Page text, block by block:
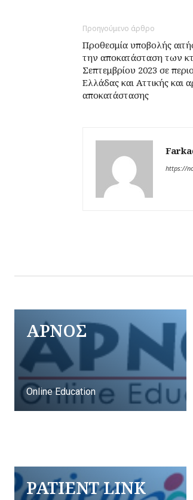
Προηγούμενο άρθρο
Προθεσμία υποβολής
την αποκατάσταση των
Σεπτεμβρίου 2023 σε
Ελλάδας και Αττικής και
αποκατάστασης
https://
ΑΡΝΟΣ
Online Education
PATIENT LINK